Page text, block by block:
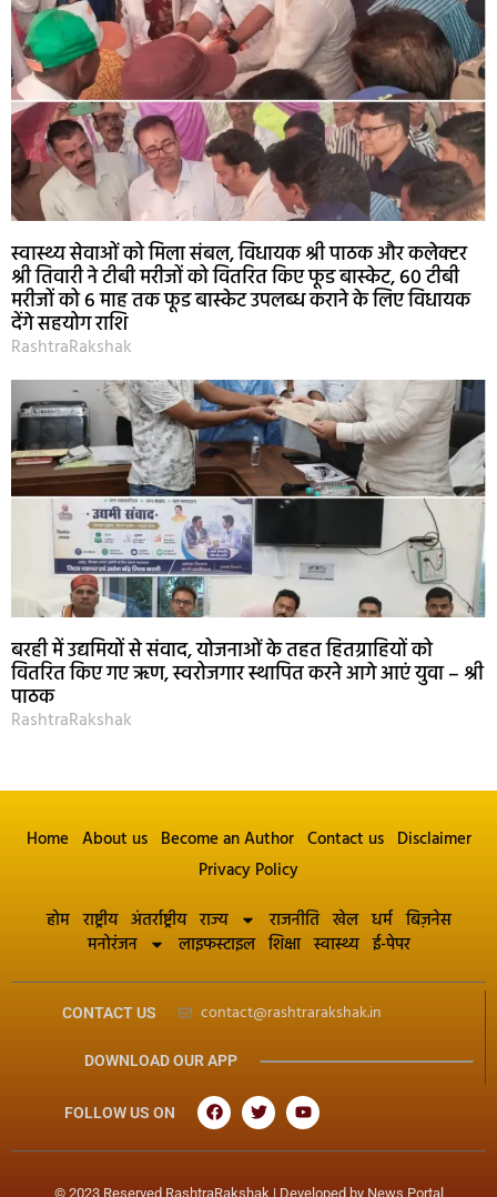
स्वास्थ्य सेवाओं को मिला संबल, विधायक श्री पाठक और कलेक्टर
श्री तिवारी ने टीबी मरीजों को वितरित किए फूड बास्केट, 60 टीबी
मरीजों को 6 माह तक फूड बास्केट उपलब्ध कराने के लिए विधायक
देंगे सहयोग राशि
RashtraRakshak
बरही में उद्यमियों से संवाद, योजनाओं के तहत हितग्राहियों को
वितरित किए गए ऋण, स्वरोजगार स्थापित करने आगे आएं युवा – श्री
पाठक
RashtraRakshak
Home About us Become an Author Contact us Disclaimer
Privacy Policy
होम राष्ट्रीय अंतर्राष्ट्रीय राज्य राजनीति खेल धर्म बिज़नेस
मनोरंजन
लाइफस्टाइल शिक्षा स्वास्थ्य ई-पेपर
CONTACT US contact@rashtrarakshak.in
DOWNLOAD OUR APP
FOLLOW US ON
© 2023 Reserved RashtraRakshak | Developed by News Portal